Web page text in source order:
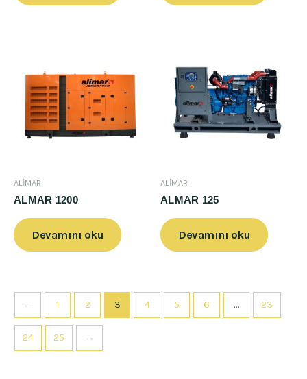
ALİMAR
ALMAR 1200
Devamını oku
ALİMAR
ALMAR 125
Devamını oku
← 1 2 3 4 5 6 … 23
24 25 →